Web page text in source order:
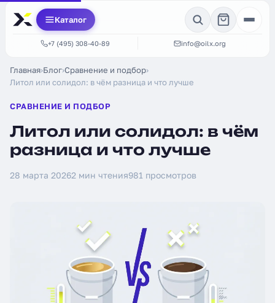
Каталог
+7 (495) 308-40-89 info@oilx.org
Главная›Блог›Сравнение и подбор›
Литол или солидол: в чём разница и что лучше
СРАВНЕНИЕ И ПОДБОР
Литол или солидол: в чём
разница и что лучше
28 марта 20262 мин чтения981 просмотров